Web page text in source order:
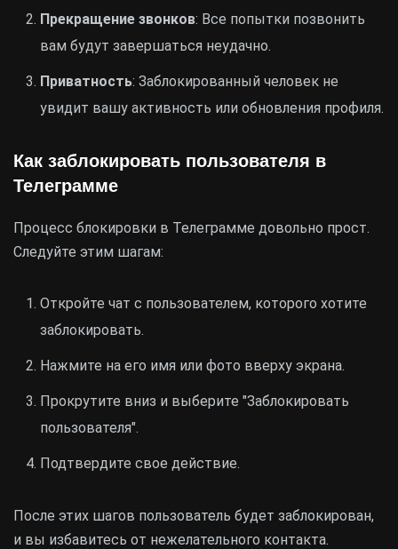
Прекращение звонков: Все попытки позвонить
вам будут завершаться неудачно.
Приватность: Заблокированный человек не
увидит вашу активность или обновления профиля.
Как заблокировать пользователя в
Телеграмме
Процесс блокировки в Телеграмме довольно прост.
Следуйте этим шагам:
Откройте чат с пользователем, которого хотите
заблокировать.
Нажмите на его имя или фото вверху экрана.
Прокрутите вниз и выберите "Заблокировать
пользователя".
Подтвердите свое действие.
После этих шагов пользователь будет заблокирован,
и вы избавитесь от нежелательного контакта.